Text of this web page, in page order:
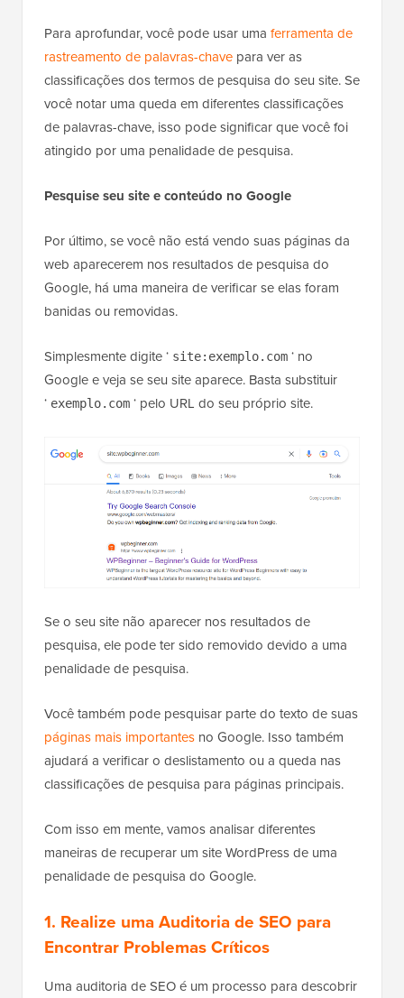
Para aprofundar, você pode usar uma ferramenta de
rastreamento de palavras-chave para ver as
classificações dos termos de pesquisa do seu site. Se
você notar uma queda em diferentes classificações
de palavras-chave, isso pode significar que você foi
atingido por uma penalidade de pesquisa.
Pesquise seu site e conteúdo no Google
Por último, se você não está vendo suas páginas da
web aparecerem nos resultados de pesquisa do
Google, há uma maneira de verificar se elas foram
banidas ou removidas.
Simplesmente digite ‘ site:exemplo.com ‘ no
Google e veja se seu site aparece. Basta substituir
‘ exemplo.com ‘ pelo URL do seu próprio site.
Se o seu site não aparecer nos resultados de
pesquisa, ele pode ter sido removido devido a uma
penalidade de pesquisa.
Você também pode pesquisar parte do texto de suas
páginas mais importantes no Google. Isso também
ajudará a verificar o deslistamento ou a queda nas
classificações de pesquisa para páginas principais.
Com isso em mente, vamos analisar diferentes
maneiras de recuperar um site WordPress de uma
penalidade de pesquisa do Google.
1. Realize uma Auditoria de SEO para
Encontrar Problemas Críticos
Uma auditoria de SEO é um processo para descobrir